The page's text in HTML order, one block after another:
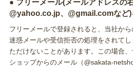
● フリーメール(メールアドレスの
@yahoo.co.jp、@gmail.comなど)
フリーメールで登録されると、当社から
迷惑メールや受信拒否の処理をされて
ただけないことがあります。この場合
ショップからのメール（@sakata-